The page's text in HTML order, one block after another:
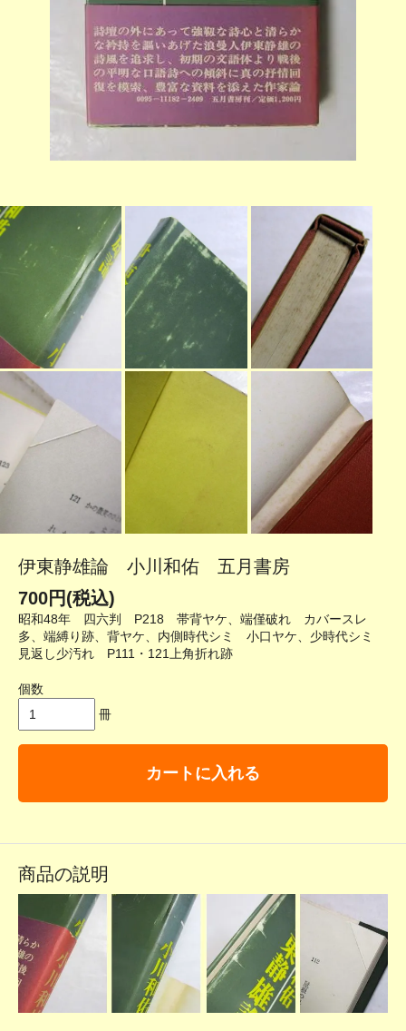
伊東静雄論 小川和佑 五月書房
700円(税込)
昭和48年 四六判 P218 帯背ヤケ、端僅破れ カバースレ
多、端縛り跡、背ヤケ、内側時代シミ 小口ヤケ、少時代シミ
見返し少汚れ P111・121上角折れ跡
個数
冊
カートに入れる
商品の説明